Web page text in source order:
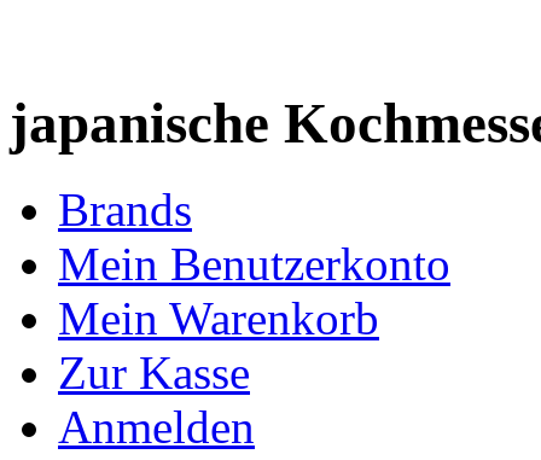
japanische
Brands
Mein Benutzerkonto
Mein Warenkorb
Zur Kasse
Anmelden